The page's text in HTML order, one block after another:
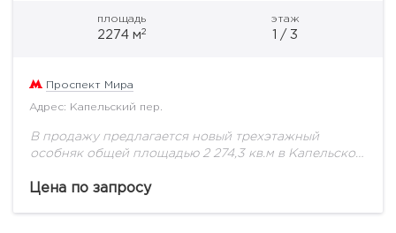
площадь
2274 м2
этаж
1 / 3
Проспект Мира
Адрес: Капельский пер.
В продажу предлагается новый трехэтажный
особняк общей площадью 2 274,3 кв.м в Капельском
четырех уровнях: три наземных и один подземный....
Цена по запросу